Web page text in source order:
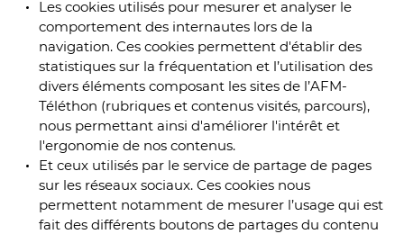
Les cookies utilisés pour mesurer et analyser le
comportement des internautes lors de la
navigation. Ces cookies permettent d'établir des
statistiques sur la fréquentation et l’utilisation des
divers éléments composant les sites de l’AFM-
Téléthon (rubriques et contenus visités, parcours),
nous permettant ainsi d'améliorer l'intérêt et
l'ergonomie de nos contenus.
Et ceux utilisés par le service de partage de pages
sur les réseaux sociaux. Ces cookies nous
permettent notamment de mesurer l’usage qui est
fait des différents boutons de partages du contenu